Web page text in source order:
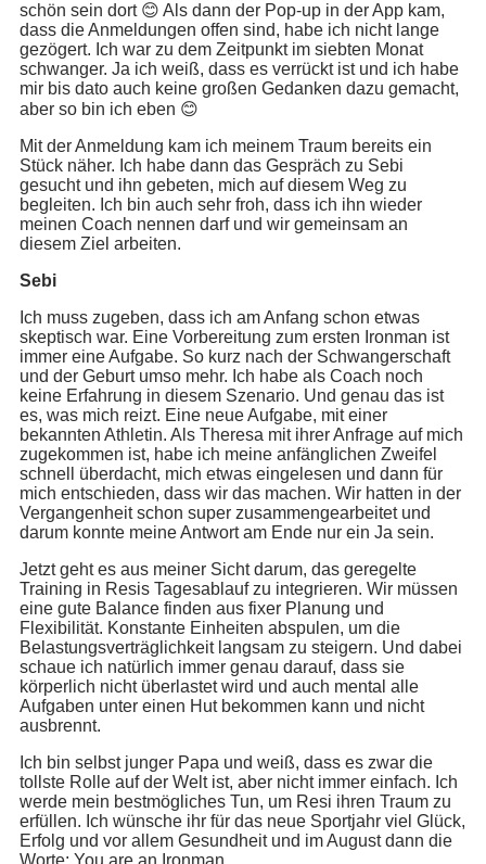
schön sein dort 😊 Als dann der Pop-up in der App kam,
dass die Anmeldungen offen sind, habe ich nicht lange
gezögert. Ich war zu dem Zeitpunkt im siebten Monat
schwanger. Ja ich weiß, dass es verrückt ist und ich habe
mir bis dato auch keine großen Gedanken dazu gemacht,
aber so bin ich eben 😊
Mit der Anmeldung kam ich meinem Traum bereits ein
Stück näher. Ich habe dann das Gespräch zu Sebi
gesucht und ihn gebeten, mich auf diesem Weg zu
begleiten. Ich bin auch sehr froh, dass ich ihn wieder
meinen Coach nennen darf und wir gemeinsam an
diesem Ziel arbeiten.
Sebi
Ich muss zugeben, dass ich am Anfang schon etwas
skeptisch war. Eine Vorbereitung zum ersten Ironman ist
immer eine Aufgabe. So kurz nach der Schwangerschaft
und der Geburt umso mehr. Ich habe als Coach noch
keine Erfahrung in diesem Szenario. Und genau das ist
es, was mich reizt. Eine neue Aufgabe, mit einer
bekannten Athletin. Als Theresa mit ihrer Anfrage auf mich
zugekommen ist, habe ich meine anfänglichen Zweifel
schnell überdacht, mich etwas eingelesen und dann für
mich entschieden, dass wir das machen. Wir hatten in der
Vergangenheit schon super zusammengearbeitet und
darum konnte meine Antwort am Ende nur ein Ja sein.
Jetzt geht es aus meiner Sicht darum, das geregelte
Training in Resis Tagesablauf zu integrieren. Wir müssen
eine gute Balance finden aus fixer Planung und
Flexibilität. Konstante Einheiten abspulen, um die
Belastungsverträglichkeit langsam zu steigern. Und dabei
schaue ich natürlich immer genau darauf, dass sie
körperlich nicht überlastet wird und auch mental alle
Aufgaben unter einen Hut bekommen kann und nicht
ausbrennt.
Ich bin selbst junger Papa und weiß, dass es zwar die
tollste Rolle auf der Welt ist, aber nicht immer einfach. Ich
werde mein bestmögliches Tun, um Resi ihren Traum zu
erfüllen. Ich wünsche ihr für das neue Sportjahr viel Glück,
Erfolg und vor allem Gesundheit und im August dann die
Worte: You are an Ironman